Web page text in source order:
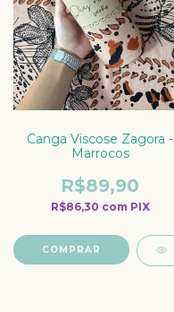
Canga Viscose Zagora -
Marrocos
R$89,90
R$86,30 com PIX
COMPRAR